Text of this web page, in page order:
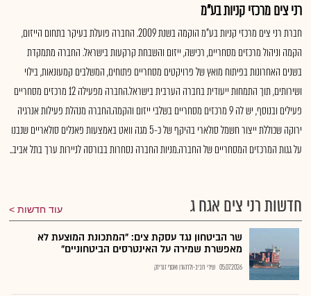
רני צים מרכזי קניות בע"מ
חברת רני צים מרכזי קניות בע"מ הוקמה בשנת 2009. החברה פועלת בעיקר בתחום הייזום,
הקמה וניהול מרכזים מסחריים, רכישה, ייזום והשבחת קרקעות בישראל. החברה מתמקדת
בשנים האחרונות בפיתוח מואץ של פרויקטים מסחריים פתוחים, המשלבים קמעונאות, בילוי
ושירותים, תוך התמחות ייעודית בחברה הערבית בישראל.החברה מפעילה 12 מרכזים מסחריים
פעילים ובנוסף, יש לה 9 מרכזים מסחריים בשלבי ייזום והקמה.החברה מנהלת פעילות אנרגיה
ירוקה שכוללת ייצור חשמל סולארי בהיקף של כ-5 מגה וואט באמצעות פאנלים סולאריים שנבנו
על גגות המרכזים המסחריים של החברה.מניות החברה נסחרות בבורסה לניירות ערך בתל אביב..
חדשות רני צים אגח ג עוד חדשות
שר הביטחון נגד עסקת צים: "המתכונת המוצעת לא
מאפשרת שמירה על האינטרסים הביטחוניים"
05.07.2026 שירי חביב-ולדהורן ואסף זגריזק